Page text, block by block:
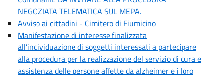
NEGOZIATA TELEMATICA SUL MEPA.
Avviso ai cittadini - Cimitero di Fiumicino
Manifestazione di interesse finalizzata
all’individuazione di soggetti interessati a partecipare
alla procedura per la realizzazione del servizio di cura e
assistenza delle persone affette da alzheimer e i loro